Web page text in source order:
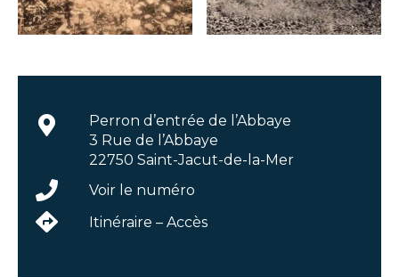
Perron d’entrée de l’Abbaye
3 Rue de l’Abbaye
22750 Saint-Jacut-de-la-Mer
Voir le numéro
Itinéraire – Accès